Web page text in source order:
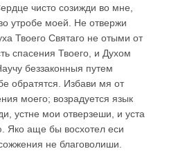
чисто созижди во мне,
утробе моей. Не отвержи
Твоего Святаго не отыми от
спасения Твоего, и Духом
беззаконныя путем
обратятся. Избави мя от
моего; возрадуется язык
устне мои отверзеши, и уста
Яко аще бы восхотел еси
не благоволиши.